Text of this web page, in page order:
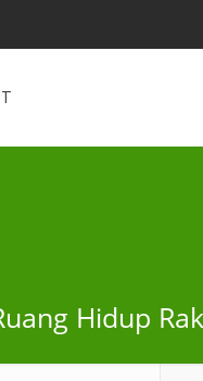
Hidup